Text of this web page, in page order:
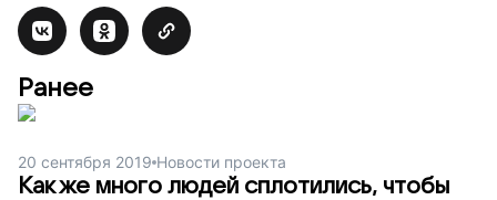
Ранее
20 сентября 2019 Новости проекта
Как же много людей сплотились, чтобы